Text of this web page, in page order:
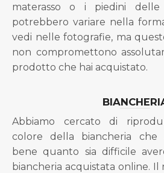
materasso o i piedini
potrebbero variare nella
vedi nelle fotografie, ma
non compromettono
prodotto che hai acquistato.
Abbiamo cercato di
colore della biancheria che
bene quanto sia difficile
biancheria acquistata online. Il